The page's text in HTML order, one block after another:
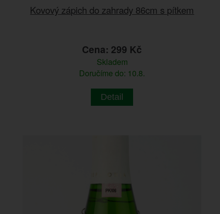
Kovový zápich do zahrady 86cm s pítkem
Cena: 299 Kč
Skladem
Doručíme do: 10.8.
Detail